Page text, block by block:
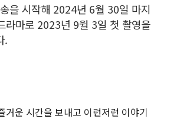
을 시작해 2024년 6월 30일 마지
라마로 2023년 9월 3일 첫 촬영을
.
운 시간을 보내고 이런저런 이야기